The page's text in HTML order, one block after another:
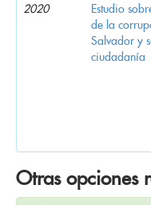
2020
Estudio
de la
Salvador y
ciudadanía
Otras opciones